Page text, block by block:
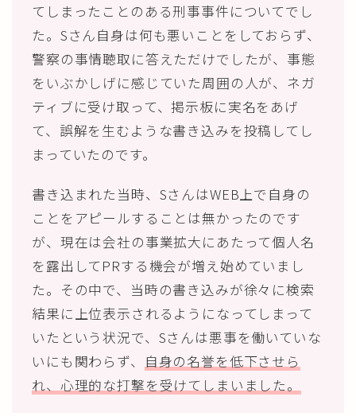
てしまったことのある刑事事件についてでし
た。Sさん自身は何も悪いことをしておらず、
警察の事情聴取に答えただけでしたが、事態
をいぶかしげに感じていた周囲の人が、ネガ
ティブに受け取って、掲示板に実名をあげ
て、誤解を生むような書き込みを投稿してし
まっていたのです。
書き込まれた当時、SさんはWEB上で自身の
ことをアピールすることは無かったのです
が、現在は会社の事業拡大にあたって個人名
を露出してPRする機会が増え始めていまし
た。その中で、当時の書き込みが徐々に検索
結果に上位表示されるようになってしまって
いたという状況で、Sさんは悪事を働いていな
いにも関わらず、 自身の名誉を低下させら
れ、心理的な打撃を受けてしまいました。